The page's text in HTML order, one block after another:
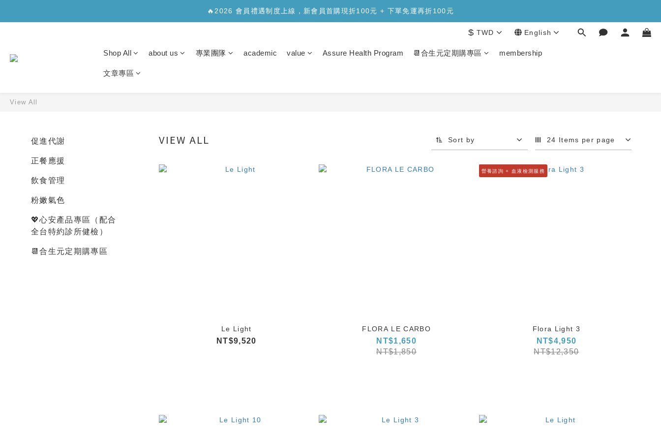
✨【新品上市】合生元樂醣版您的每日「正餐應援」，讓您安心面對精緻澱糖>>>
🔥2026 會員禮遇制度上線，新會員首購現折100元 + 下單免運再折100元
$ TWD English
Shop All about us 專業團隊 academic value Assure Health Program 📆合生元定期購專區 membership
文章專區
View All
促進代謝
正餐應援
飲食管理
粉嫩氣色
💖心安產品專區（配合
全台特約診所健檢）
📆合生元定期購專區
VIEW ALL Sort by 24 Items per page
Le Light
NT$9,520
FLORA LE CARBO
NT$1,650
NT$1,850
營養諮詢 + 血液檢測服務
Flora Light 3
NT$4,950
NT$12,350